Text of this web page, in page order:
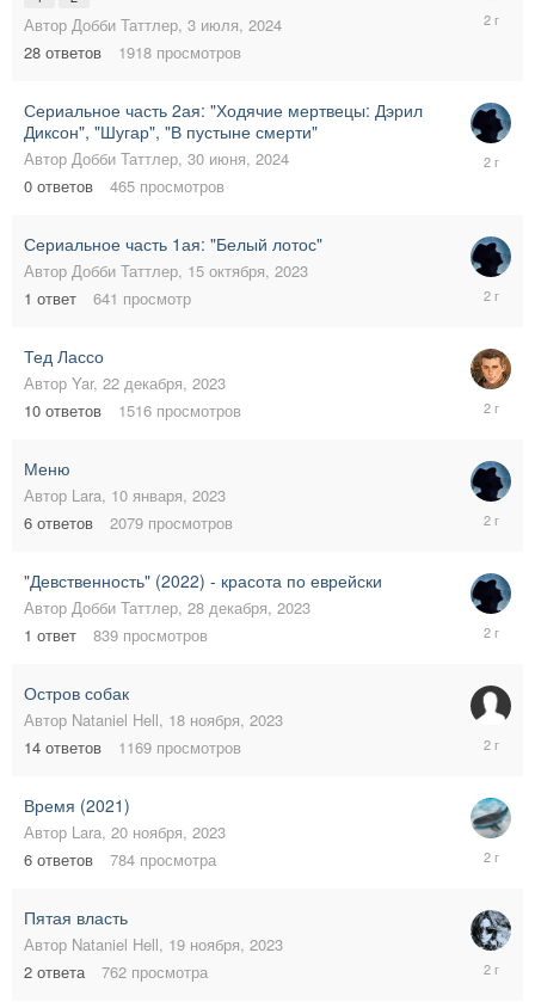
Автор Добби Таттлер, 3 июля, 2024
28 ответов 1918 просмотров
июля,
Сериальное часть 2ая: "Ходячие мертвецы: Дэрил
Диксон", "Шугар", "В пустыне смерти"
Автор Добби Таттлер, 30 июня, 2024
0 ответов 465 просмотров
30
июня,
Сериальное часть 1ая: "Белый лотос"
Автор Добби Таттлер, 15 октября, 2023
1 ответ 641 просмотр
30
июня,
Тед Лассо
Автор Yar, 22 декабря, 2023
10 ответов 1516 просмотров
15
марта,
Меню
Автор Lara, 10 января, 2023
6 ответов 2079 просмотров
31
января,
"Девственность" (2022) - красота по еврейски
Автор Добби Таттлер, 28 декабря, 2023
1 ответ 839 просмотров
января,
Остров собак
Автор Nataniel Hell, 18 ноября, 2023
14 ответов 1169 просмотров
декабря,
Время (2021)
Автор Lara, 20 ноября, 2023
6 ответов 784 просмотра
24
ноября,
Пятая власть
Автор Nataniel Hell, 19 ноября, 2023
2 ответа 762 просмотра
24
ноября,